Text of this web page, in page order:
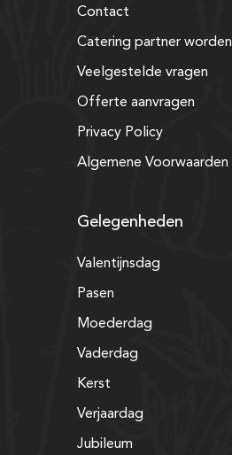
Contact
Catering partner worden
Veelgestelde vragen
Offerte aanvragen
Privacy Policy
Algemene Voorwaarden
Gelegenheden
Valentijnsdag
Pasen
Moederdag
Vaderdag
Kerst
Verjaardag
Jubileum